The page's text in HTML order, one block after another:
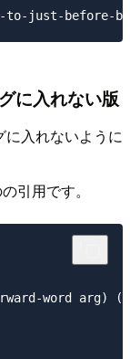
に入れない版
入れないように
引用です。
word arg)